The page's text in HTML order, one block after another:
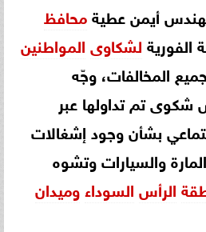
أيمن عطيةمحافظ
الفورية لشكاوى المواطنين
المخالفات، وجّه
تم تداولها عبر
بشأن وجود إشغالات
والسيارات وتشوه
الرأس السوداءوميدان